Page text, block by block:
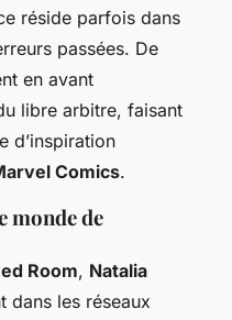
réside parfois dans
passées. De
en avant
libre arbitre, faisant
d’inspiration
Comics.
monde de
Room, Natalia
dans les réseaux